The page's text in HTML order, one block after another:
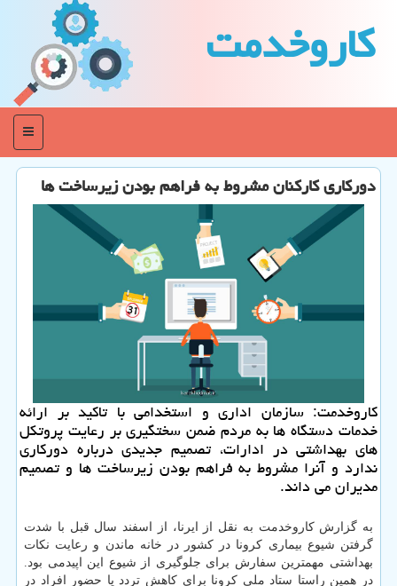
كاروخدمت
منو
دوركاری كاركنان مشروط به فراهم بودن زیرساخت ها
كاروخدمت: سازمان اداری و استخدامی با تاكید بر ارائه
خدمات دستگاه ها به مردم ضمن سختگیری بر رعایت پروتكل
های بهداشتی در ادارات، تصمیم جدیدی درباره دوركاری
ندارد و آنرا مشروط به فراهم بودن زیرساخت ها و تصمیم
مدیران می داند.
به گزارش کاروخدمت به نقل از ایرنا، از اسفند سال قبل با شدت
گرفتن شیوع بیماری کرونا در کشور در خانه ماندن و رعایت نکات
بهداشتی مهمترین سفارش برای جلوگیری از شیوع این اپیدمی بود.
در همین راستا ستاد ملی کرونا برای کاهش تردد یا حضور افراد در